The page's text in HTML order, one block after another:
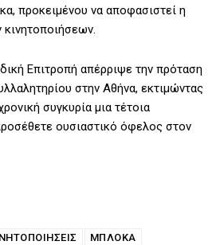
προκειμένου να αποφασιστεί η
Επιτροπή απέρριψε την πρόταση
στην Αθήνα, εκτιμώντας
συγκυρία μια τέτοια
ουσιαστικό όφελος στον
ΜΠΛΌΚΑ